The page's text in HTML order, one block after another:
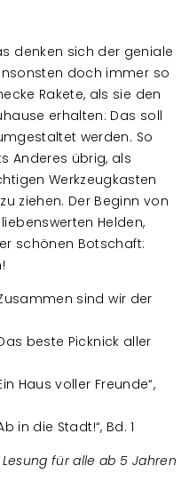
denken sich der geniale
doch immer so
Rakete, als sie den
erhalten: Das soll
werden. So
Anderes übrig, als
Werkzeugkasten
ziehen. Der Beginn von
Helden,
schönen Botschaft:
sind wir der
Picknick aller
voller Freunde“,
die Stadt!“, Bd. 1
Lesung für alle ab 5 Jahren